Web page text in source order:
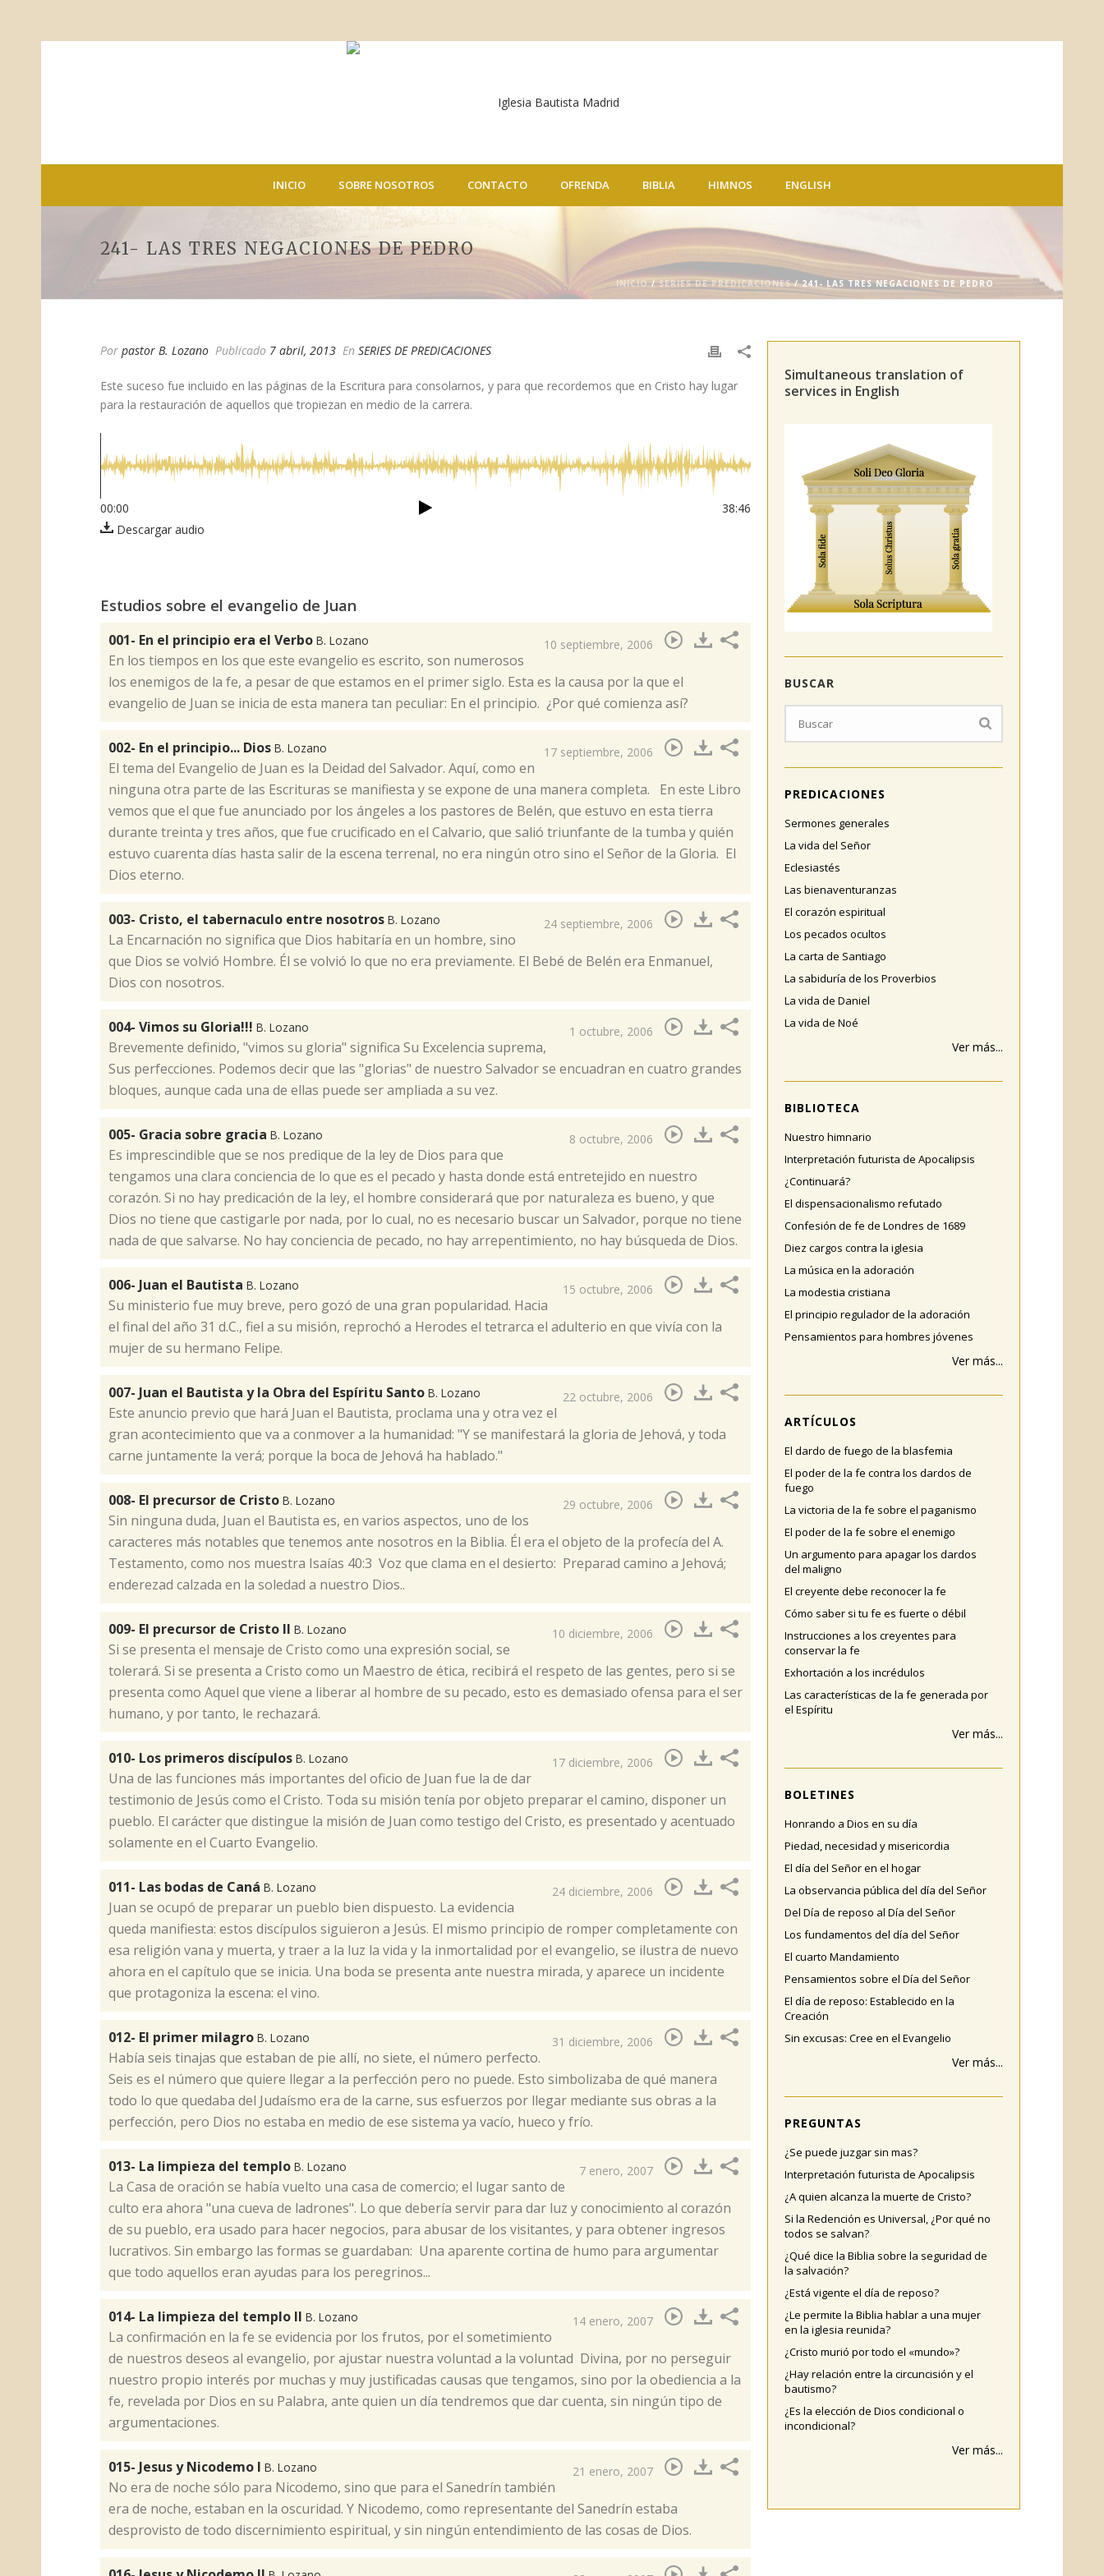
INICIO SOBRE NOSOTROS CONTACTO OFRENDA BIBLIA HIMNOS ENGLISH
241- LAS TRES NEGACIONES DE PEDRO
INICIO/SERIES DE PREDICACIONES/ 241- LAS TRES NEGACIONES DE PEDRO
Por pastor B. Lozano Publicado 7 abril, 2013 En SERIES DE PREDICACIONES
​Este suceso fue incluido en las páginas de la Escritura para consolarnos, y para que recordemos que en Cristo hay lugar
para la restauración de aquellos que tropiezan en medio de la carrera.
00:00
38:46
Descargar audio
Estudios sobre el evangelio de Juan
001- En el principio era el Verbo B. Lozano 10 septiembre, 2006
​En los tiempos en los que este evangelio es escrito, son numerosos
los enemigos de la fe, a pesar de que estamos en el primer siglo. Esta es la causa por la que el
evangelio de Juan se inicia de esta manera tan peculiar: En el principio. ¿Por qué comienza así?
002- En el principio... Dios B. Lozano 17 septiembre, 2006
​El tema del Evangelio de Juan es la Deidad del Salvador. Aquí, como en
ninguna otra parte de las Escrituras se manifiesta y se expone de una manera completa. En este Libro
vemos que el que fue anunciado por los ángeles a los pastores de Belén, que estuvo en esta tierra
durante treinta y tres años, que fue crucificado en el Calvario, que salió triunfante de la tumba y quién
estuvo cuarenta días hasta salir de la escena terrenal, no era ningún otro sino el Señor de la Gloria. El
Dios eterno.
003- Cristo, el tabernaculo entre nosotros B. Lozano 24 septiembre, 2006
​La Encarnación no significa que Dios habitaría en un hombre, sino
que Dios se volvió Hombre. Él se volvió lo que no era previamente. El Bebé de Belén era Enmanuel,
Dios con nosotros.
004- Vimos su Gloria!!! B. Lozano 1 octubre, 2006
​Brevemente definido, "vimos su gloria" significa Su Excelencia suprema,
Sus perfecciones. Podemos decir que las "glorias" de nuestro Salvador se encuadran en cuatro grandes
bloques, aunque cada una de ellas puede ser ampliada a su vez.
005- Gracia sobre gracia B. Lozano 8 octubre, 2006
​Es imprescindible que se nos predique de la ley de Dios para que
tengamos una clara conciencia de lo que es el pecado y hasta donde está entretejido en nuestro
corazón. Si no hay predicación de la ley, el hombre considerará que por naturaleza es bueno, y que
Dios no tiene que castigarle por nada, por lo cual, no es necesario buscar un Salvador, porque no tiene
nada de que salvarse. No hay conciencia de pecado, no hay arrepentimiento, no hay búsqueda de Dios.
006- Juan el Bautista B. Lozano 15 octubre, 2006
​Su ministerio fue muy breve, pero gozó de una gran popularidad. Hacia
el final del año 31 d.C., fiel a su misión, reprochó a Herodes el tetrarca el adulterio en que vivía con la
mujer de su hermano Felipe.
007- Juan el Bautista y la Obra del Espíritu Santo B. Lozano 22 octubre, 2006
​Este anuncio previo que hará Juan el Bautista, proclama una y otra vez el
gran acontecimiento que va a conmover a la humanidad: "Y se manifestará la gloria de Jehová, y toda
carne juntamente la verá; porque la boca de Jehová ha hablado."
008- El precursor de Cristo B. Lozano 29 octubre, 2006
​Sin ninguna duda, Juan el Bautista es, en varios aspectos, uno de los
caracteres más notables que tenemos ante nosotros en la Biblia. Él era el objeto de la profecía del A.
Testamento, como nos muestra Isaías 40:3 Voz que clama en el desierto: Preparad camino a Jehová;
enderezad calzada en la soledad a nuestro Dios..
009- El precursor de Cristo II B. Lozano 10 diciembre, 2006
​Si se presenta el mensaje de Cristo como una expresión social, se
tolerará. Si se presenta a Cristo como un Maestro de ética, recibirá el respeto de las gentes, pero si se
presenta como Aquel que viene a liberar al hombre de su pecado, esto es demasiado ofensa para el ser
humano, y por tanto, le rechazará.
010- Los primeros discípulos B. Lozano 17 diciembre, 2006
​Una de las funciones más importantes del oficio de Juan fue la de dar
testimonio de Jesús como el Cristo. Toda su misión tenía por objeto preparar el camino, disponer un
pueblo. El carácter que distingue la misión de Juan como testigo del Cristo, es presentado y acentuado
solamente en el Cuarto Evangelio.
011- Las bodas de Caná B. Lozano 24 diciembre, 2006
​Juan se ocupó de preparar un pueblo bien dispuesto. La evidencia
queda manifiesta: estos discípulos siguieron a Jesús. El mismo principio de romper completamente con
esa religión vana y muerta, y traer a la luz la vida y la inmortalidad por el evangelio, se ilustra de nuevo
ahora en el capítulo que se inicia. Una boda se presenta ante nuestra mirada, y aparece un incidente
que protagoniza la escena: el vino.
012- El primer milagro B. Lozano 31 diciembre, 2006
​Había seis tinajas que estaban de pie allí, no siete, el número perfecto.
Seis es el número que quiere llegar a la perfección pero no puede. Esto simbolizaba de qué manera
todo lo que quedaba del Judaísmo era de la carne, sus esfuerzos por llegar mediante sus obras a la
perfección, pero Dios no estaba en medio de ese sistema ya vacío, hueco y frío.
013- La limpieza del templo B. Lozano 7 enero, 2007
​La Casa de oración se había vuelto una casa de comercio; el lugar santo de
culto era ahora "una cueva de ladrones". Lo que debería servir para dar luz y conocimiento al corazón
de su pueblo, era usado para hacer negocios, para abusar de los visitantes, y para obtener ingresos
lucrativos. Sin embargo las formas se guardaban: Una aparente cortina de humo para argumentar
que todo aquellos eran ayudas para los peregrinos...
014- La limpieza del templo II B. Lozano 14 enero, 2007
​La confirmación en la fe se evidencia por los frutos, por el sometimiento
de nuestros deseos al evangelio, por ajustar nuestra voluntad a la voluntad Divina, por no perseguir
nuestro propio interés por muchas y muy justificadas causas que tengamos, sino por la obediencia a la
fe, revelada por Dios en su Palabra, ante quien un día tendremos que dar cuenta, sin ningún tipo de
argumentaciones.
015- Jesus y Nicodemo I B. Lozano 21 enero, 2007
​No era de noche sólo para Nicodemo, sino que para el Sanedrín también
era de noche, estaban en la oscuridad. Y Nicodemo, como representante del Sanedrín estaba
desprovisto de todo discernimiento espiritual, y sin ningún entendimiento de las cosas de Dios.
Simultaneous translation of
services in English
BUSCAR
PREDICACIONES
Sermones generales
La vida del Señor
Eclesiastés
Las bienaventuranzas
El corazón espiritual
Los pecados ocultos
La carta de Santiago
La sabiduría de los Proverbios
La vida de Daniel
La vida de Noé
Ver más...
BIBLIOTECA
Nuestro himnario
Interpretación futurista de Apocalipsis
¿Continuará?
El dispensacionalismo refutado
Confesión de fe de Londres de 1689
Diez cargos contra la iglesia
La música en la adoración
La modestia cristiana
El principio regulador de la adoración
Pensamientos para hombres jóvenes
Ver más...
ARTÍCULOS
El dardo de fuego de la blasfemia
El poder de la fe contra los dardos de
fuego
La victoria de la fe sobre el paganismo
El poder de la fe sobre el enemigo
Un argumento para apagar los dardos
del maligno
El creyente debe reconocer la fe
Cómo saber si tu fe es fuerte o débil
Instrucciones a los creyentes para
conservar la fe
Exhortación a los incrédulos
Las características de la fe generada por
el Espíritu
Ver más...
BOLETINES
Honrando a Dios en su día
Piedad, necesidad y misericordia
El día del Señor en el hogar
La observancia pública del día del Señor
Del Día de reposo al Día del Señor
Los fundamentos del día del Señor
El cuarto Mandamiento
Pensamientos sobre el Día del Señor
El día de reposo: Establecido en la
Creación
Sin excusas: Cree en el Evangelio
Ver más...
PREGUNTAS
¿Se puede juzgar sin mas?
Interpretación futurista de Apocalipsis
¿A quien alcanza la muerte de Cristo?
Si la Redención es Universal, ¿Por qué no
todos se salvan?
¿Qué dice la Biblia sobre la seguridad de
la salvación?
¿Está vigente el día de reposo?
¿Le permite la Biblia hablar a una mujer
en la iglesia reunida?
¿Cristo murió por todo el «mundo»?
¿Hay relación entre la circuncisión y el
bautismo?
¿Es la elección de Dios condicional o
incondicional?
Ver más...